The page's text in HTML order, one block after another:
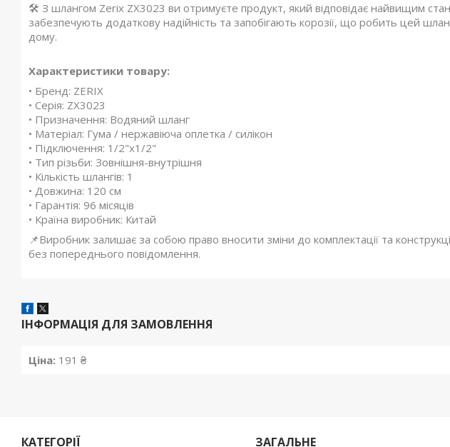
🛠️ З шлангом Zerix ZX3023 ви отримуєте продукт, який відповідає найвищим
забезпечують додаткову надійність та запобігають корозії, що робить цей
дому.
Характеристики товару:
• Бренд: ZERIX
• Серія: ZX3023
• Призначення: Водяний шланг
• Матеріал: Гума / нержавіюча оплетка / силікон
• Підключення: 1/2"x1/2"
• Тип різьби: Зовнішня-внутрішня
• Кількість шлангів: 1
• Довжина: 120 см
• Гарантія: 96 місяців
• Країна виробник: Китай
📌Виробник залишає за собою право вносити зміни до комплектації та
без попереднього повідомлення.
ІНФОРМАЦІЯ ДЛЯ ЗАМОВЛЕННЯ
Ціна: 191 ₴
КАТЕГОРІЇ ЗАГАЛЬНЕ